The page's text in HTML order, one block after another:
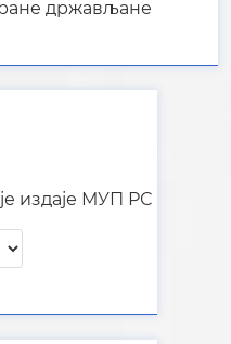
држављане
издаје МУП РС